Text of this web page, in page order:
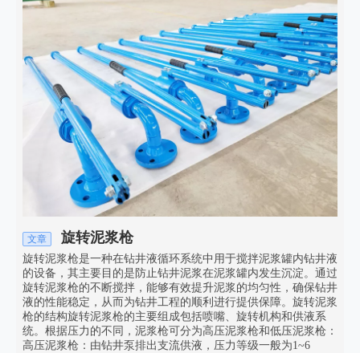
文章 旋转泥浆枪
旋转泥浆枪是一种在钻井液循环系统中用于搅拌泥浆罐内钻井液
的设备，其主要目的是防止钻井泥浆在泥浆罐内发生沉淀。通过
旋转泥浆枪的不断搅拌，能够有效提升泥浆的均匀性，确保钻井
液的性能稳定，从而为钻井工程的顺利进行提供保障。旋转泥浆
枪的结构旋转泥浆枪的主要组成包括喷嘴、旋转机构和供液系
统。根据压力的不同，泥浆枪可分为高压泥浆枪和低压泥浆枪：
高压泥浆枪：由钻井泵排出支流供液，压力等级一般为1~6